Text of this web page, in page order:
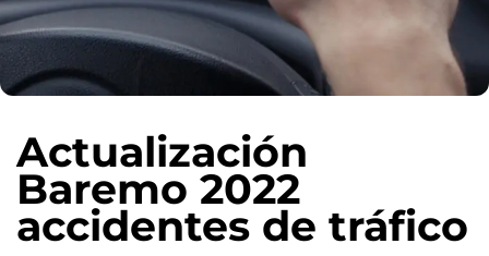
Actualización
Baremo 2022
accidentes de tráfico